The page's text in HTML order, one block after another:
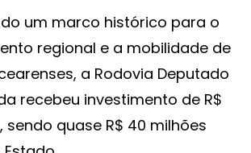
um marco histórico para o
regional e a mobilidade de
a Rodovia Deputado
recebeu investimento de R$
sendo quase R$ 40 milhões